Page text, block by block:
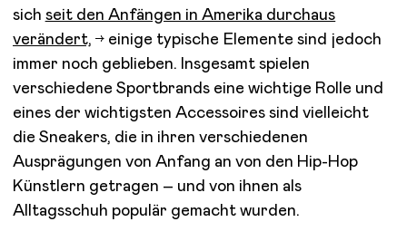
sich seit den Anfängen in Amerika durchaus
verändert,
einige typische Elemente sind jedoch
immer noch geblieben. Insgesamt spielen
verschiedene Sportbrands eine wichtige Rolle und
eines der wichtigsten Accessoires sind vielleicht
die Sneakers, die in ihren verschiedenen
Ausprägungen von Anfang an von den Hip-Hop
Künstlern getragen – und von ihnen als
Alltagsschuh populär gemacht wurden.